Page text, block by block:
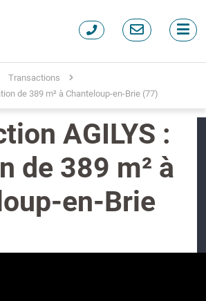
Transactions
de 389 m² à Chanteloup-en-Brie (77)
AGILYS :
de 389 m² à
en-Brie